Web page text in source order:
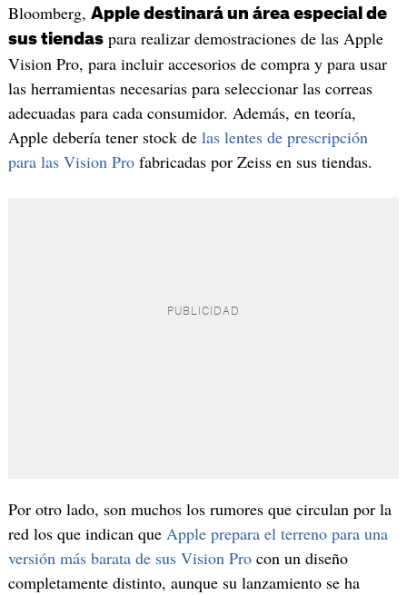
Bloomberg, Apple destinará un área especial de
sus tiendaspara realizar demostraciones de las Apple
Vision Pro, para incluir accesorios de compra y para usar
las herramientas necesarias para seleccionar las correas
adecuadas para cada consumidor. Además, en teoría,
Apple debería tener stock de las lentes de prescripción
para las Vision Profabricadas por Zeiss en sus tiendas.
Por otro lado, son muchos los rumores que circulan por la
red los que indican que Apple prepara el terreno para una
versión más barata de sus Vision Procon un diseño
completamente distinto, aunque su lanzamiento se ha